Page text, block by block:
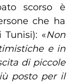
scorso è
che ha
«Non
e in
di piccole
posto per il